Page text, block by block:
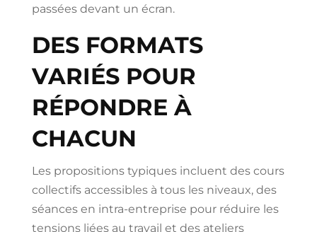
passées devant un écran.
DES FORMATS
VARIÉS POUR
RÉPONDRE À
CHACUN
Les propositions typiques incluent des cours
collectifs accessibles à tous les niveaux, des
séances en intra-entreprise pour réduire les
tensions liées au travail et des ateliers